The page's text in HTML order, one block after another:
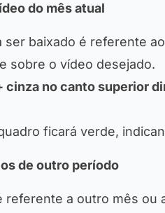
do mês atual
ser baixado é referente
sobre o vídeo desejado.
cinza no canto superior
ficará verde,
de outro período
referente a outro mês ou